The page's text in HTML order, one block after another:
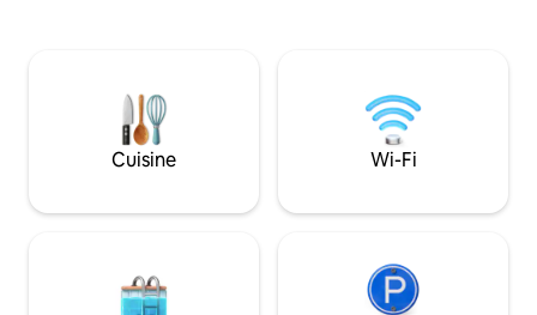
équipée, du Wi-Fi, de nombreuses
places de stationnement, même pour
un VR (mais sans raccordements), de la
climatisation et du chauffage centraux,
laveuse/sécheuse, d'une télévision et
équipée Profitez de la baignade dans la
piscine, des
les bois. À 10 min en voiture du célèbre
Chicken Shack
gonflable Queen
Cuisine Wi-Fi